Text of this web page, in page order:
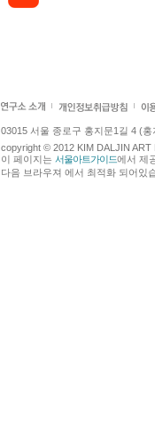
03015 서울 종로구 홍지문1길 4 (
copyright © 2012 KIM DALJIN ART
이 페이지는 서울아트가이드에서 제
다음 브라우져 에서 최적화 되어있